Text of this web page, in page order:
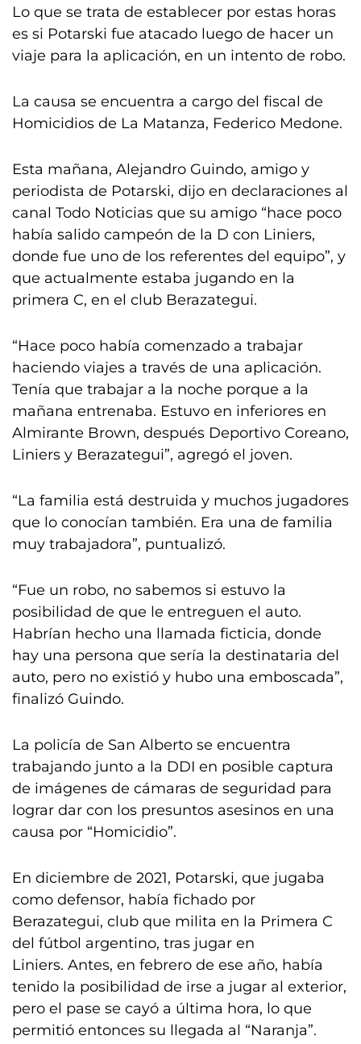
Lo que se trata de establecer por estas horas
es si Potarski fue atacado luego de hacer un
viaje para la aplicación, en un intento de robo.
La causa se encuentra a cargo del fiscal de
Homicidios de La Matanza, Federico Medone.
Esta mañana, Alejandro Guindo, amigo y
periodista de Potarski, dijo en declaraciones al
canal Todo Noticias que su amigo “hace poco
había salido campeón de la D con Liniers,
donde fue uno de los referentes del equipo”, y
que actualmente estaba jugando en la
primera C, en el club Berazategui.
“Hace poco había comenzado a trabajar
haciendo viajes a través de una aplicación.
Tenía que trabajar a la noche porque a la
mañana entrenaba. Estuvo en inferiores en
Almirante Brown, después Deportivo Coreano,
Liniers y Berazategui”, agregó el joven.
“La familia está destruida y muchos jugadores
que lo conocían también. Era una de familia
muy trabajadora”, puntualizó.
“Fue un robo, no sabemos si estuvo la
posibilidad de que le entreguen el auto.
Habrían hecho una llamada ficticia, donde
hay una persona que sería la destinataria del
auto, pero no existió y hubo una emboscada”,
finalizó Guindo.
La policía de San Alberto se encuentra
trabajando junto a la DDI en posible captura
de imágenes de cámaras de seguridad para
lograr dar con los presuntos asesinos en una
causa por “Homicidio”.
En diciembre de 2021, Potarski, que jugaba
como defensor, había fichado por
Berazategui, club que milita en la Primera C
del fútbol argentino, tras jugar en
Liniers. Antes, en febrero de ese año, había
tenido la posibilidad de irse a jugar al exterior,
pero el pase se cayó a última hora, lo que
permitió entonces su llegada al “Naranja”.